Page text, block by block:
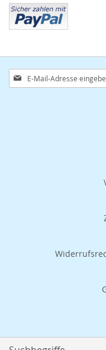
Anmeldung
zum